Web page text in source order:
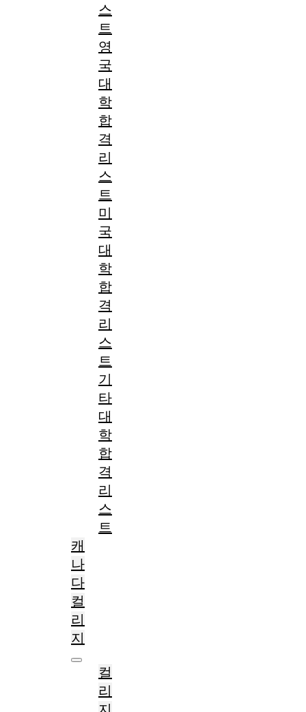
스
트
영
국
대
학
합
격
리
스
트
미
국
대
학
합
격
리
스
트
기
타
대
학
합
격
리
스
트
캐
나
다
컬
리
지
컬
리